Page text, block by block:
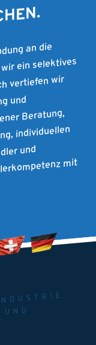
an die
ein selektives
vertiefen wir
undBeratung,
individuellen
und mit